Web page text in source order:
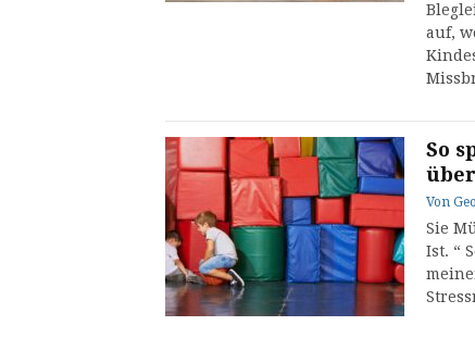
auf,
So
Von
Sie
Ist. “